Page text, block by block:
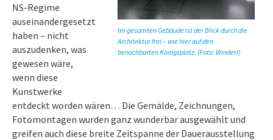
Im gesamten Gebäude ist der Blick durch die
Architektur frei – wie hier auf den
benachbarten Königsplatz. (Foto: Winderl)
NS-Regime
auseinandergesetzt
haben – nicht
auszudenken, was
gewesen wäre,
wenn diese
Kunstwerke
entdeckt worden wären… Die Gemälde, Zeichnungen,
Fotomontagen wurden ganz wunderbar ausgewählt und
greifen auch diese breite Zeitspanne der Dauerausstellung